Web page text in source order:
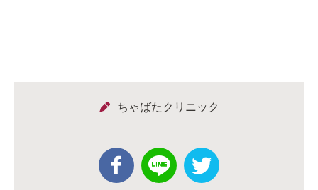
ちゃばたクリニック